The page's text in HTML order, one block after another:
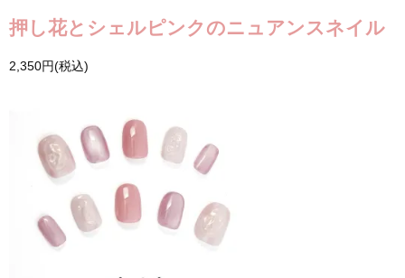
押し花とシェルピンクのニュアンスネイル
2,350円(税込)